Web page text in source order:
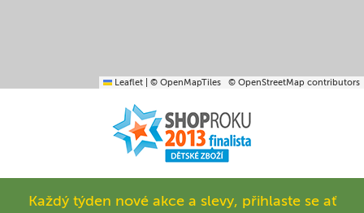
Leaflet © OpenMapTiles © OpenStreetMap contributors
Každý týden nové akce a slevy, přihlaste se ať